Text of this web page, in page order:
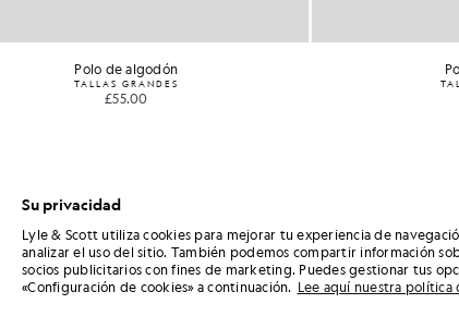
Polo de algodón
TALLAS GRANDES
£55.00
Su privacidad
Lyle & Scott utiliza cookies para mejorar tu experiencia de
analizar el uso del sitio. También podemos compartir información
socios publicitarios con fines de marketing. Puedes gestionar tus
«Configuración de cookies» a continuación. Lee aquí nuestra